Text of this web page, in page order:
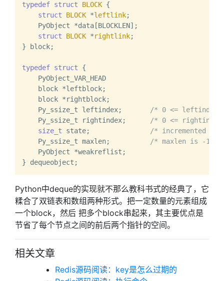
typedef struct BLOCK {
struct
BLOCK *leftlink;
    PyObject *data[BLOCKLEN];
struct
BLOCK *rightlink;
} block;
typedef struct {
    PyObject_VAR_HEAD
    block *leftblock;
    block *rightblock;
    Py_ssize_t leftindex;
/* 0 <= leftindex <
    Py_ssize_t rightindex;
/* 0 <= rightindex
size_t state;
/* incremented
    Py_ssize_t maxlen;
/* maxlen is -1 for
    PyObject *weakreflist;
Python中deque的实现就不那么教科书式的经典了，它
糅合了双链表和数组两种形式。把一定数量的元素组成
一个block，然后 把多个block串起来，其主要优点是
节省了每个节点之间的前后两个指针的空间。
相关文章
Redis源码阅读：key是怎么过期的